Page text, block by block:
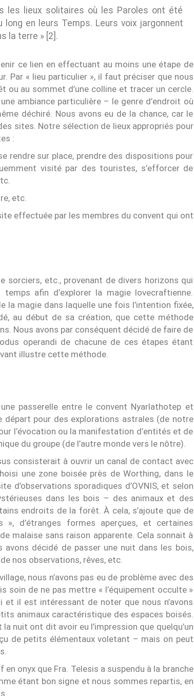
les lieux solitaires où les Paroles ont été
en leurs Temps. Leurs voix jargonnent
la terre » [2].
ce lien en effectuant au moins une étape de
Par « lieu particulier », il faut préciser que nous
ou au sommet d’une colline et tracer un cercle.
ambiance particulière – le genre d’endroit où
déchiré. Nous avons eu de la chance, car le
sites. Notre sélection de lieux appropriés pour
:
rendre sur place, prendre des dispositions pour
visité par des touristes, s’efforcer de
etc.
effectuée par les membres du convent qui ont
sorciers, etc., provenant de divers horizons qui
afin d’explorer la magie lovecraftienne.
la magie dans laquelle une fois l’intention fixée,
au début de sa création, que cette méthode
Nous avons par conséquent décidé de faire de
operandi de chacune de ces étapes étant
illustre cette méthode.
passerelle entre le convent Nyarlathotep et
départ pour des explorations astrales (de notre
l’évocation ou la manifestation d’entités et de
du groupe (de l’autre monde vers le nôtre).
consisterait à ouvrir un canal de contact avec
une zone boisée près de Worthing, dans le
d’observations sporadiques d’OVNIS, et selon
dans les bois – des animaux et des
endroits de la forêt. À cela, s’ajoute que de
d’étranges formes aperçues, et certaines
malaise sans raison apparente. Cela sonnait à
décidé de passer une nuit dans les bois,
nos observations, rêves, etc.
nous n’avons pas eu de problème avec des
soin de ne pas mettre « l’équipement occulte »
et il est intéressant de noter que nous n’avons
animaux caractéristique des espaces boisés.
nuit ont dit avoir eu l’impression que quelqu’un
de petits élémentaux voletant – mais on peut
onyx que Fra. Telesis a suspendu à la branche
étant bon signe et nous sommes repartis, en